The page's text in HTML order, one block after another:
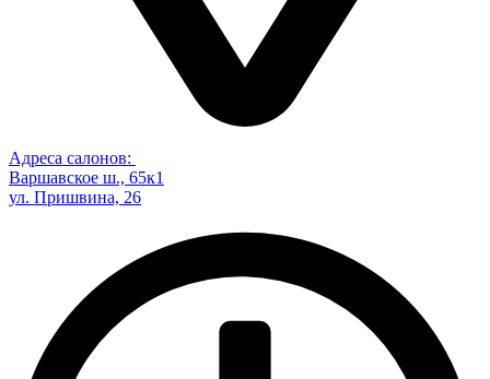
Адреса салонов:
Варшавское ш., 65к1
ул. Пришвина, 26